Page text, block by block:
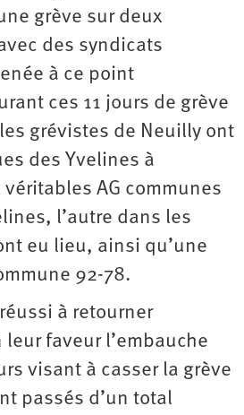
grève sur deux
des syndicats
à ce point
ces 11 jours de grève
grévistes de Neuilly ont
des Yvelines à
AG communes
l’autre dans les
eu lieu, ainsi qu’une
92-78.
à retourner
faveur l’embauche
visant à casser la grève
passés d’un total